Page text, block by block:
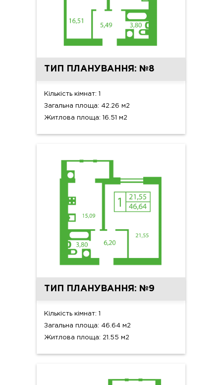
ТИП ПЛАНУВАННЯ: №8
Кількість кімнат: 1
Загальна площа: 42.26 м2
Житлова площа: 16.51 м2
ТИП ПЛАНУВАННЯ: №9
Кількість кімнат: 1
Загальна площа: 46.64 м2
Житлова площа: 21.55 м2